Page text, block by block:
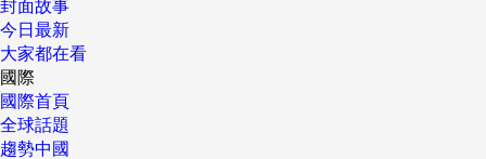
封面故事
今日最新
大家都在看
國際
國際首頁
全球話題
趨勢中國